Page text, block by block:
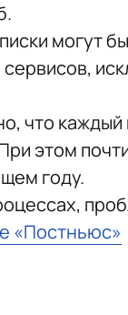
могут
что
этом
году.
«Постньюс»